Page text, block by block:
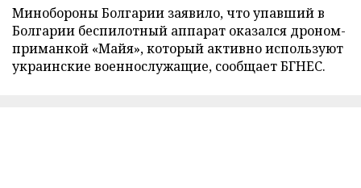
Минобороны Болгарии заявило, что упавший в
Болгарии беспилотный аппарат оказался дроном-
приманкой «Майя», который активно используют
украинские военнослужащие, сообщает БГНЕС.